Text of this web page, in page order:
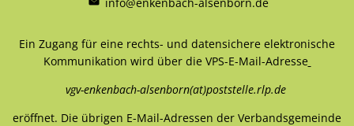
Ein Zugang für eine rechts- und datensichere elektronische
Kommunikation wird über die VPS-E-Mail-Adresse
vgv-enkenbach-alsenborn(at)poststelle.rlp.de
eröffnet. Die übrigen E-Mail-Adressen der Verbandsgemeinde